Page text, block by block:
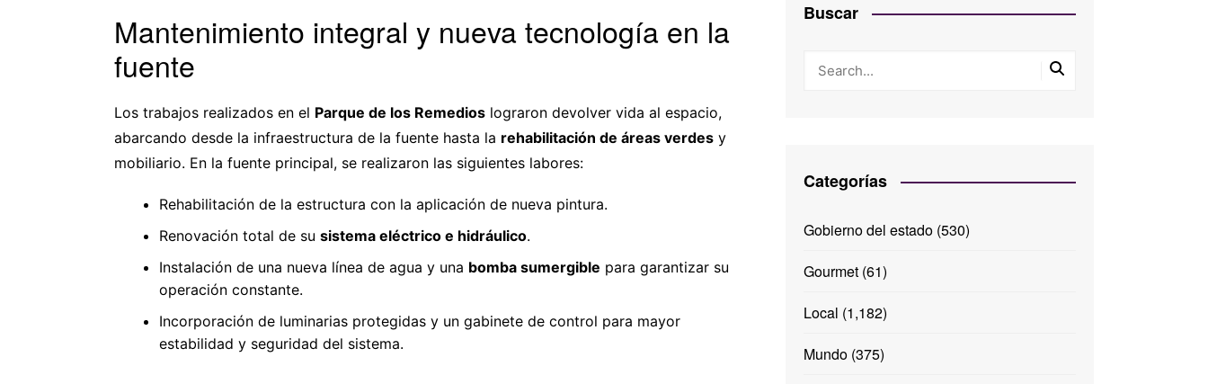
Mantenimiento integral y nueva tecnología en la
fuente
Los trabajos realizados en el Parque de los Remedios lograron devolver vida al espacio,
abarcando desde la infraestructura de la fuente hasta la rehabilitación de áreas verdes y
mobiliario. En la fuente principal, se realizaron las siguientes labores:
Rehabilitación de la estructura con la aplicación de nueva pintura.
Renovación total de su sistema eléctrico e hidráulico.
Instalación de una nueva línea de agua y una bomba sumergible para garantizar su
operación constante.
Incorporación de luminarias protegidas y un gabinete de control para mayor
estabilidad y seguridad del sistema.
Buscar
Categorías
Gobierno del estado(530)
Gourmet(61)
Local (1,182)
Mundo(375)